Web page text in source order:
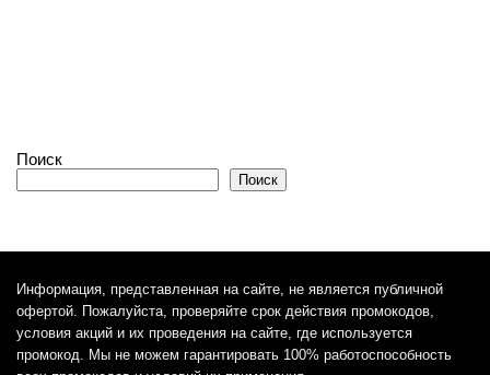
Поиск
Поиск
Информация, представленная на сайте, не является публичной
офертой. Пожалуйста, проверяйте срок действия промокодов,
условия акций и их проведения на сайте, где используется
промокод. Мы не можем гарантировать 100% работоспособность